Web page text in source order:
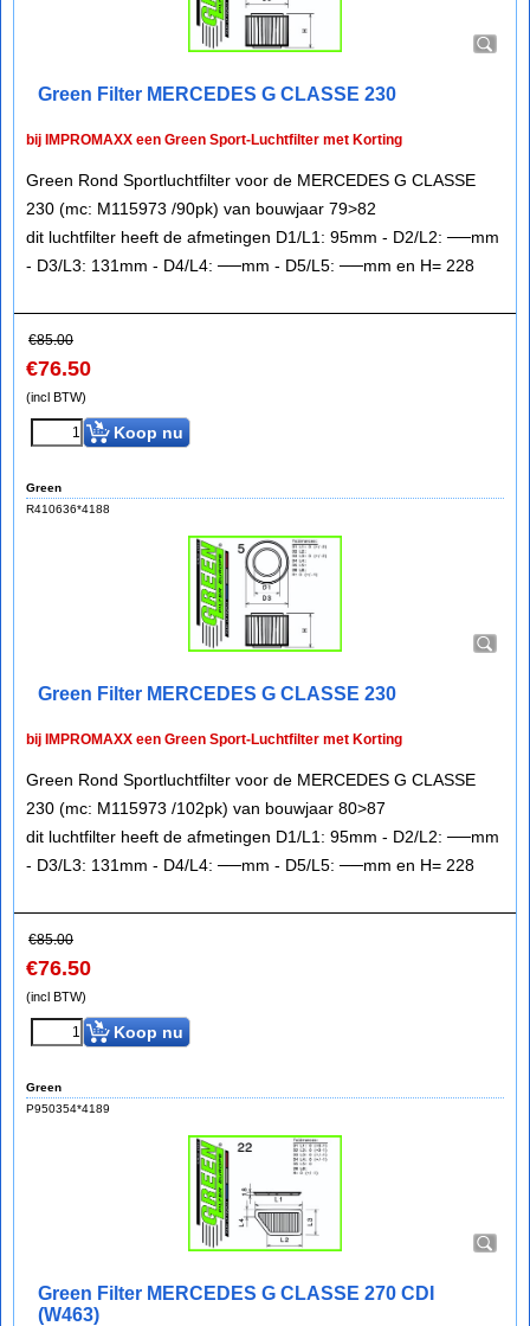
Green Filter MERCEDES G CLASSE 230
bij IMPROMAXX een Green Sport-Luchtfilter met Korting
Green Rond Sportluchtfilter voor de MERCEDES G CLASSE
230 (mc: M115973 /90pk) van bouwjaar 79>82
dit luchtfilter heeft de afmetingen D1/L1: 95mm - D2/L2: ──mm
- D3/L3: 131mm - D4/L4: ──mm - D5/L5: ──mm en H= 228
€85.00
€76.50
(incl BTW)
Koop nu
Green
R410636*4188
Green Filter MERCEDES G CLASSE 230
bij IMPROMAXX een Green Sport-Luchtfilter met Korting
Green Rond Sportluchtfilter voor de MERCEDES G CLASSE
230 (mc: M115973 /102pk) van bouwjaar 80>87
dit luchtfilter heeft de afmetingen D1/L1: 95mm - D2/L2: ──mm
- D3/L3: 131mm - D4/L4: ──mm - D5/L5: ──mm en H= 228
€85.00
€76.50
(incl BTW)
Koop nu
Green
P950354*4189
Green Filter MERCEDES G CLASSE 270 CDI
(W463)